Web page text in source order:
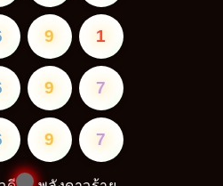
9 1
9 7
9 7